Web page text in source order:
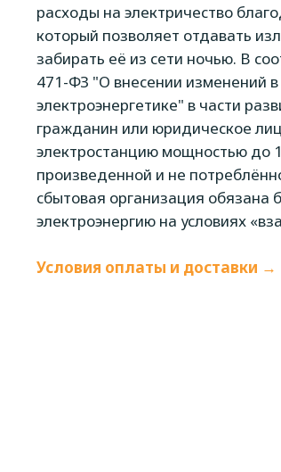
расходы на электричество
который позволяет отдавать
забирать её из сети ночью. В
471-ФЗ "О внесении изменений
электроэнергетике" в части
гражданин или юридическое
электростанцию мощностью до
произведенной и не
сбытовая организация обязана
электроэнергию на условиях
Условия оплаты и доставки →